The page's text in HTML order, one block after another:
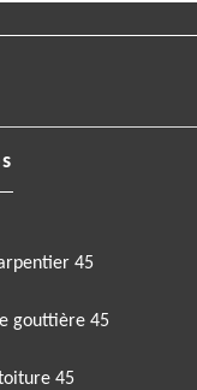
45
gouttière 45
45